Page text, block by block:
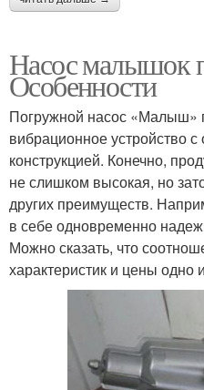
Насос малышок
Особенности
Погружной насос «Малыш»
вибрационное устройство
конструкцией. Конечно,
не слишком высокая, но
других преимуществ.
в себе одновременно
Можно сказать, что
характеристик и цены